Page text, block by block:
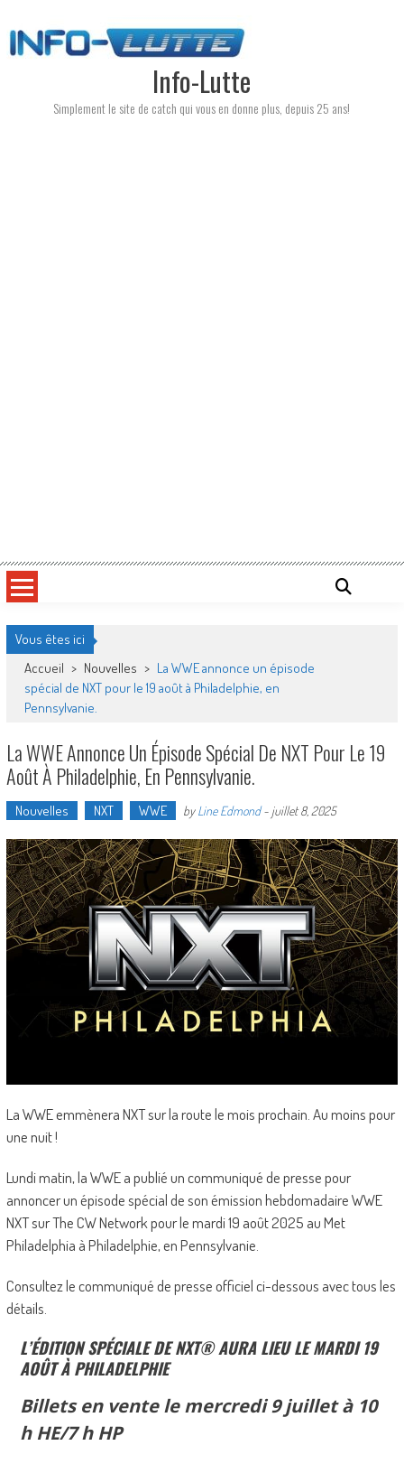
to
content
Info-Lutte
Simplement le site de catch qui vous en donne plus, depuis 25 ans!
Vous êtes ici
Accueil > Nouvelles > La WWE annonce un épisode
spécial de NXT pour le 19 août à Philadelphie, en
Pennsylvanie.
La WWE Annonce Un Épisode Spécial De NXT Pour Le 19
Août À Philadelphie, En Pennsylvanie.
Nouvelles NXT WWE byLine Edmond- juillet 8, 2025
La WWE emmènera NXT sur la route le mois prochain. Au moins pour
une nuit !
Lundi matin, la WWE a publié un communiqué de presse pour
annoncer un épisode spécial de son émission hebdomadaire WWE
NXT sur The CW Network pour le mardi 19 août 2025 au Met
Philadelphia à Philadelphie, en Pennsylvanie.
Consultez le communiqué de presse officiel ci-dessous avec tous les
détails.
L’ÉDITION SPÉCIALE DE NXT® AURA LIEU LE MARDI 19
AOÛT À PHILADELPHIE
Billets en vente le mercredi 9 juillet à 10
h HE/7 h HP